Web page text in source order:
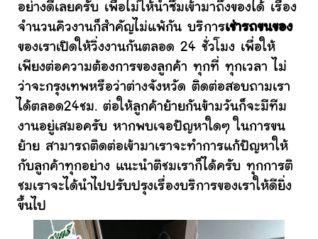
อย่างดีเลยครับ เพื่อไม่ให้น้ำซึมเข้ามาถึงของได้ เรื่อง
จำนวนคิวงานก็สำคัญไม่แพ้กัน บริการเช่ารถขนของ
ของเราเปิดให้วิ่งงานกันตลอด 24 ชั่วโมง เพื่อให้
เพียงต่อความต้องการของลูกค้า ทุกที่ ทุกเวลา ไม่
ว่าจะกรุงเทพหรือว่าต่างจังหวัด ติดต่อสอบถามเรา
ได้ตลอด24ชม. ต่อให้ลูกค้าย้ายกันข้ามวันก็จะมีทีม
งานอยู่เสมอครับ หากพบเจอปัญหาใดๆ ในการขน
ย้าย สามารถติดต่อเข้ามาเราจะทำการแก้ปัญหาให้
กับลูกค้าทุกอย่าง แนะนำติชมเราก็ได้ครับ ทุกการติ
ชมเราจะได้นำไปปรับปรุงเรื่องบริการของเราให้ดียิ่ง
ขึ้นไป